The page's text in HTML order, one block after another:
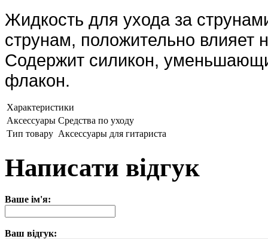
Жидкость для ухода за
струнам, положительно влияет
Содержит силикон,
флакон.
Характеристики
Аксессуары Средства по уходу
Тип товару Аксессуары для гитариста
Написати відгук
Ваше ім'я:
Ваш відгук: